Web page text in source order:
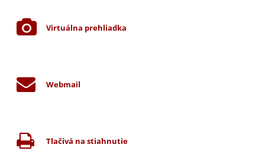
Virtuálna prehliadka
Webmail
Tlačivá na stiahnutie